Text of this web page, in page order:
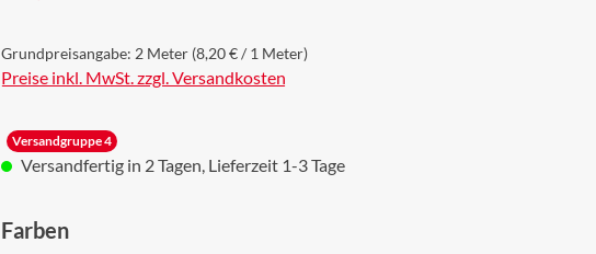
Grundpreisangabe: 2 Meter (8,20 € / 1 Meter)
Preise inkl. MwSt. zzgl. Versandkosten
Versandgruppe 4
Versandfertig in 2 Tagen, Lieferzeit 1-3 Tage
Farbenauswählen